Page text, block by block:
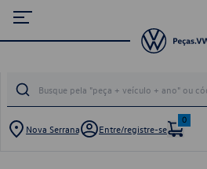
Nova Serrana Entre/registre-se
0